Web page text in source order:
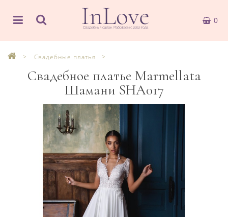
0
Свадебные платья
Свадебное платье Marmellata
Шамани SHA017